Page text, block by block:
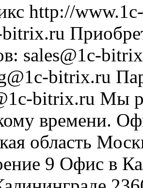
http://
: sales@1c-
bitrix.ru
bitrix.ru Мы
времени.
область
9 Офис в